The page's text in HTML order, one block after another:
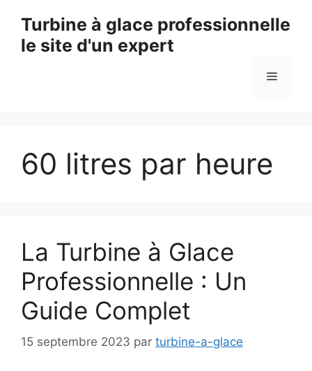
contenu
Turbine à glace professionnelle
le site d'un expert
Menu
60 litres par heure
La Turbine à Glace
Professionnelle : Un
Guide Complet
15 septembre 2023 par turbine-a-glace